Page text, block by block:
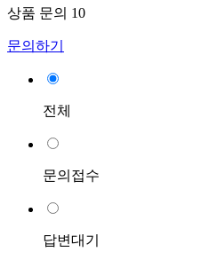
상품 문의 10
문의하기
전체
문의접수
답변대기